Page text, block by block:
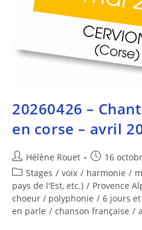
20260426 –
en corse – avril
Hélène Rouet
16
Stages / voix / harmonie /
pays de l'Est, etc.) / Provence
choeur / polyphonie / 6 jours
en parle / chanson française /